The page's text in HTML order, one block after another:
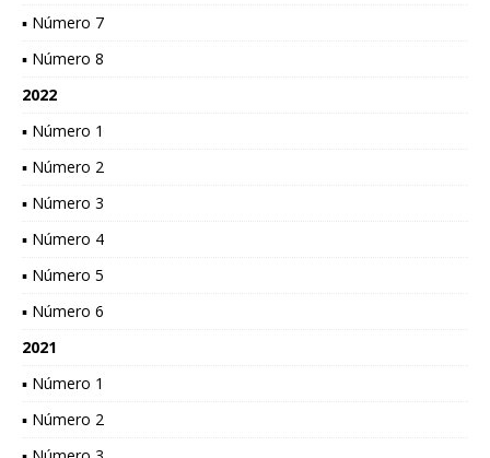
▪ Número 7
▪ Número 8
2022
▪ Número 1
▪ Número 2
▪ Número 3
▪ Número 4
▪ Número 5
▪ Número 6
2021
▪ Número 1
▪ Número 2